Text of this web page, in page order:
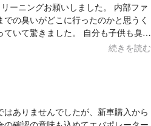
グお願いしました。 内部ファ
の臭いがどこに行ったのかと思うく
いて驚きました。 自分も子供も臭い
続きを読む
ありませんでしたが、新車購入から